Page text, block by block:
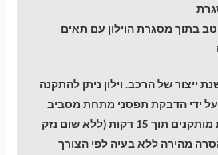
בתוך מסגרת הוילון עם תאים
ייצור של הרכב. וילון ניתן להתקנה
ידי הדבקת תפסני מתחת מסביב
למסגרת החלון. וילונות מותקנים תוך 15 דקות (ללא שום נזק
מהירה ללא בעיה לפי הצורך